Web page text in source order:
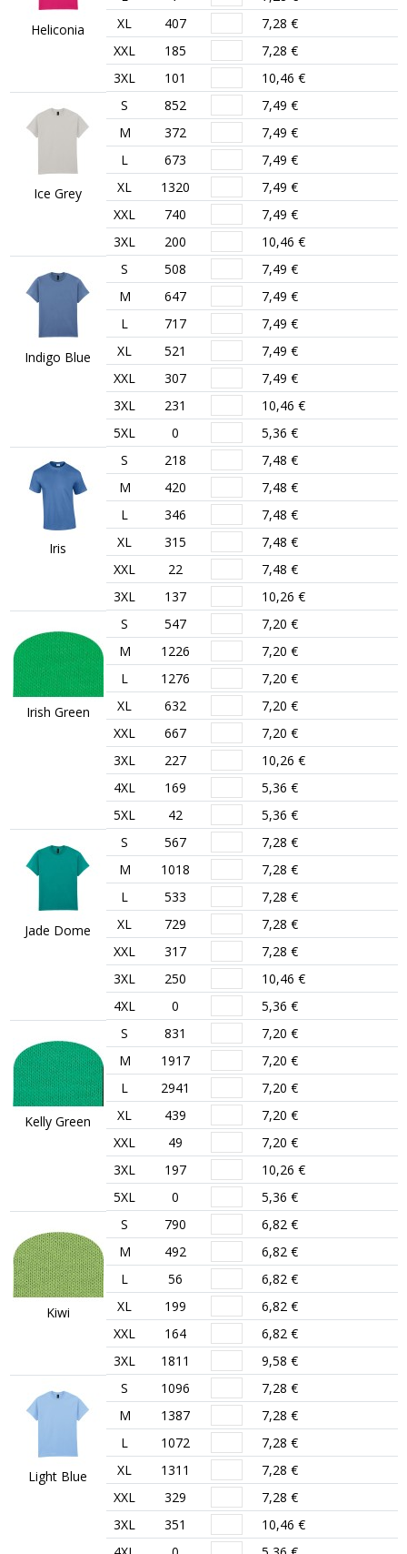
Heliconia
XL
407
7,28 €
XXL
185
7,28 €
3XL
101 10,46 €
Ice Grey
S 852
7,49 €
M
372
7,49 €
L
673
7,49 €
XL
1320
7,49 €
XXL
740
7,49 €
3XL
200 10,46 €
Indigo Blue
S 508
7,49 €
M
647
7,49 €
L
717
7,49 €
XL
521
7,49 €
XXL
307
7,49 €
3XL
231
10,46 €
5XL
0 5,36 €
Iris
S 218
7,48 €
M
420
7,48 €
L
346
7,48 €
XL
315
7,48 €
XXL
22
7,48 €
3XL
137 10,26 €
Irish Green
S 547
7,20 €
M
1226
7,20 €
L
1276
7,20 €
XL
632
7,20 €
XXL
667
7,20 €
3XL
227
10,26 €
4XL
169
5,36 €
5XL
42 5,36 €
Jade Dome
S 567
7,28 €
M
1018
7,28 €
L
533
7,28 €
XL
729
7,28 €
XXL
317
7,28 €
3XL
250
10,46 €
4XL
0 5,36 €
Kelly Green
S 831
7,20 €
M
1917
7,20 €
L
2941
7,20 €
XL
439
7,20 €
XXL
49
7,20 €
3XL
197
10,26 €
5XL
0 5,36 €
Kiwi
S 790
6,82 €
M
492
6,82 €
L
56
6,82 €
XL
199
6,82 €
XXL
164
6,82 €
3XL
1811 9,58 €
Light Blue
S 1096
7,28 €
M
1387
7,28 €
L
1072
7,28 €
XL
1311
7,28 €
XXL
329
7,28 €
3XL
351
10,46 €